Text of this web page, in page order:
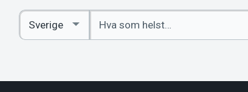
Angi
nøkkelord
Select
Country